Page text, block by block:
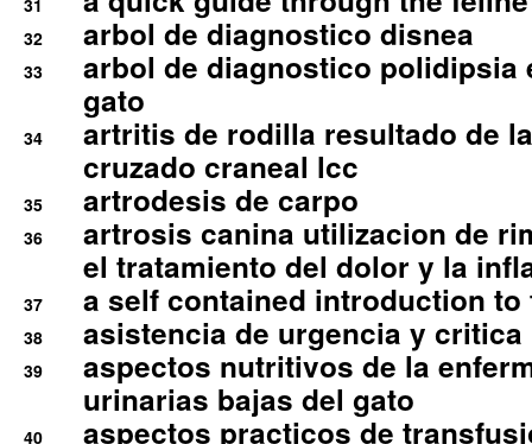
31
32 arbol de diagnostico disnea
33
arbol de diagnostico polidipsia
gato
34
artritis de rodilla resultado de
cruzado craneal lcc
35 artrodesis de carpo
36
artrosis canina utilizacion de
el tratamiento del dolor y la
37 a self contained introduction
38 asistencia de urgencia y
39
aspectos nutritivos de la
urinarias bajas del gato
40 aspectos practicos de